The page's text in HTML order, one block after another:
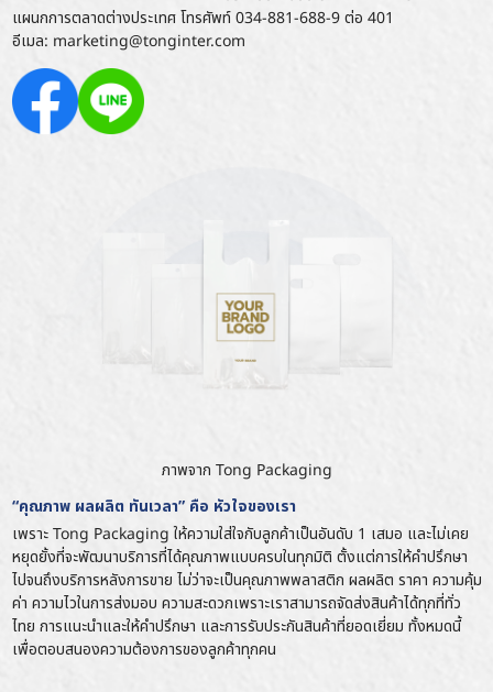
แผนกการตลาดต่างประเทศ โทรศัพท์034-881-688-9 ต่อ 401
อีเมล: marketing@tonginter.com
ภาพจาก Tong Packaging
“คุณภาพ ผลผลิต ทันเวลา” คือ หัวใจของเรา
เพราะ Tong Packaging ให้ความใส่ใจกับลูกค้าเป็นอันดับ 1 เสมอ และไม่เคย
หยุดยั้งที่จะพัฒนาบริการที่ได้คุณภาพแบบครบในทุกมิติ ตั้งแต่การให้คำปรึกษา
ไปจนถึงบริการหลังการขาย ไม่ว่าจะเป็นคุณภาพพลาสติก ผลผลิต ราคา ความคุ้ม
ค่า ความไวในการส่งมอบ ความสะดวกเพราะเราสามารถจัดส่งสินค้าได้ทุกที่ทั่ว
ไทย การแนะนำและให้คำปรึกษา และการรับประกันสินค้าที่ยอดเยี่ยม ทั้งหมดนี้
เพื่อตอบสนองความต้องการของลูกค้าทุกคน